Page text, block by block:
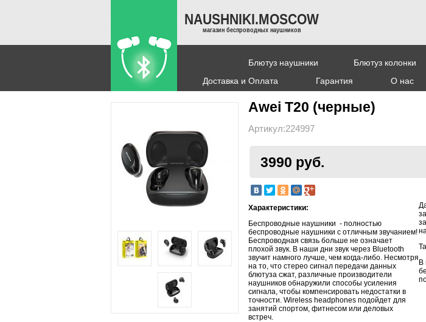
NAUSHNIKI.MOSCOW
магазин беспроводных наушников
Блютуз наушники Блютуз колонки
Доставка и Оплата
Гарантия О нас
Awei T20 (черные)
Артикул:224997
3990 руб.
Характеристики:
Беспроводные наушники - полностью
беспроводные наушники с отличным звучанием!
Беспроводная связь больше не означает
плохой звук. В наши дни звук через Bluetooth
звучит намного лучше, чем когда-либо. Несмотря
на то, что стерео сигнал передачи данных
блютуза сжат, различные производители
наушников обнаружили способы усиления
сигнала, чтобы компенсировать недостатки в
точности. Wireless headphones подойдет для
занятий спортом, фитнесом или деловых
встреч.
В